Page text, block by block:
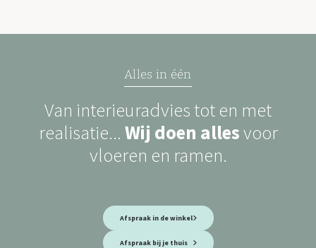
Alles in één
Van interieuradvies tot en met
realisatie... Wij doen allesvoor
vloeren en ramen.
Afspraak in de winkel
Afspraak bij je thuis